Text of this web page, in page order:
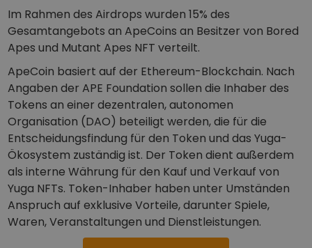
Im Rahmen des Airdrops wurden 15% des
Gesamtangebots an ApeCoins an Besitzer von Bored
Apes und Mutant Apes NFT verteilt.
ApeCoin basiert auf der Ethereum-Blockchain. Nach
Angaben der APE Foundation sollen die Inhaber des
Tokens an einer dezentralen, autonomen
Organisation (DAO) beteiligt werden, die für die
Entscheidungsfindung für den Token und das Yuga-
Ökosystem zuständig ist. Der Token dient außerdem
als interne Währung für den Kauf und Verkauf von
Yuga NFTs. Token-Inhaber haben unter Umständen
Anspruch auf exklusive Vorteile, darunter Spiele,
Waren, Veranstaltungen und Dienstleistungen.